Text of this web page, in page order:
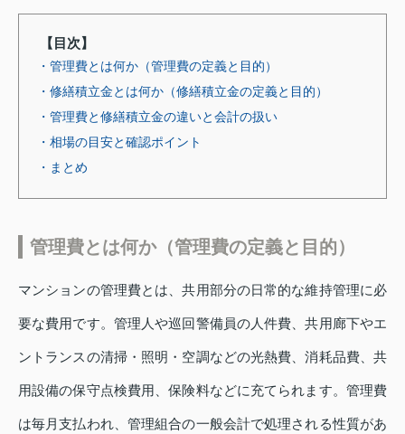
【目次】
・管理費とは何か（管理費の定義と目的）
・修繕積立金とは何か（修繕積立金の定義と目的）
・管理費と修繕積立金の違いと会計の扱い
・相場の目安と確認ポイント
・まとめ
管理費とは何か（管理費の定義と目的）
マンションの管理費とは、共用部分の日常的な維持管理に必
要な費用です。管理人や巡回警備員の人件費、共用廊下やエ
ントランスの清掃・照明・空調などの光熱費、消耗品費、共
用設備の保守点検費用、保険料などに充てられます。管理費
は毎月支払われ、管理組合の一般会計で処理される性質があ